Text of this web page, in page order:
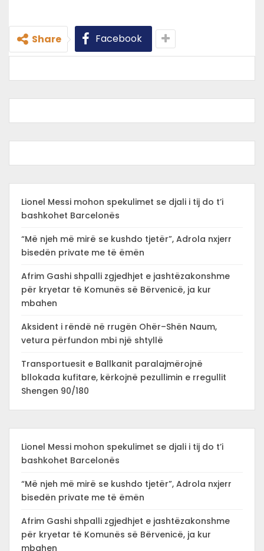
Share Facebook
Lionel Messi mohon spekulimet se djali i tij do t’i
bashkohet Barcelonës
“Më njeh më mirë se kushdo tjetër”, Adrola nxjerr
bisedën private me të ëmën
Afrim Gashi shpalli zgjedhjet e jashtëzakonshme
për kryetar të Komunës së Bërvenicë, ja kur
mbahen
Aksident i rëndë në rrugën Ohër–Shën Naum,
vetura përfundon mbi një shtyllë
Transportuesit e Ballkanit paralajmërojnë
bllokada kufitare, kërkojnë pezullimin e rregullit
Shengen 90/180
Lionel Messi mohon spekulimet se djali i tij do t’i
bashkohet Barcelonës
“Më njeh më mirë se kushdo tjetër”, Adrola nxjerr
bisedën private me të ëmën
Afrim Gashi shpalli zgjedhjet e jashtëzakonshme
për kryetar të Komunës së Bërvenicë, ja kur
mbahen